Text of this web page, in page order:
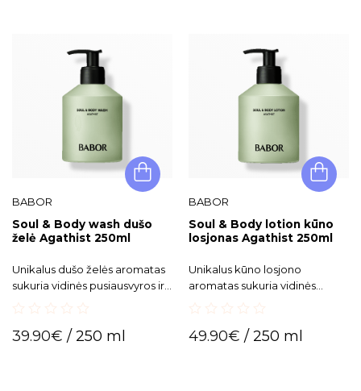
BABOR
Soul & Body wash dušo
želė Agathist 250ml
Unikalus dušo želės aromatas
sukuria vidinės pusiausvyros ir
out
39.90€ / 250 ml
BABOR
Soul & Body lotion kūno
losjonas Agathist 250ml
Unikalus kūno losjono
aromatas sukuria vidinės
maitinamaisiais ingredientais,
out
49.90€ / 250 ml